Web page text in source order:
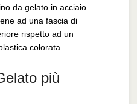
da gelato in acciaio
ad una fascia di
rispetto ad un
colorata.
più